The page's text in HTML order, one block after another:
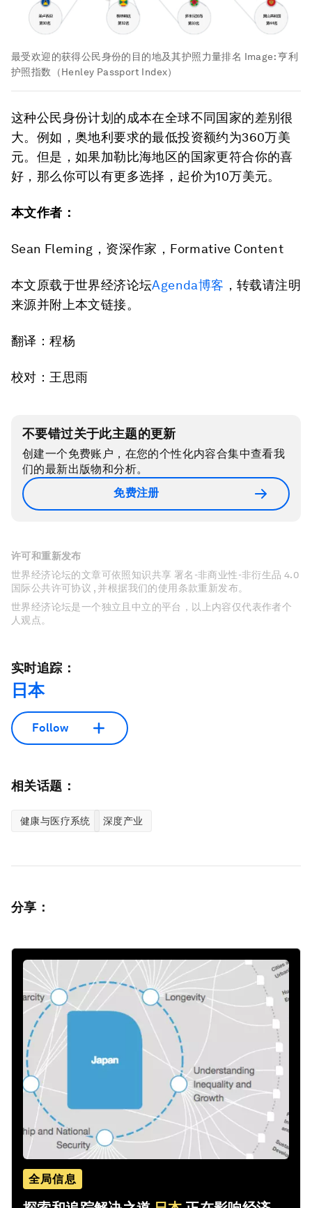
最受欢迎的获得公民身份的目的地及其护照力量排名 Image:亨利
护照指数（Henley Passport Index）
这种公民身份计划的成本在全球不同国家的差别很
大。例如，奥地利要求的最低投资额约为360万美
元。但是，如果加勒比海地区的国家更符合你的喜
好，那么你可以有更多选择，起价为10万美元。
本文作者：
Sean Fleming，资深作家，Formative Content
本文原载于世界经济论坛Agenda博客 ，转载请注明
来源并附上本文链接。
翻译：程杨
校对：王思雨
不要错过关于此主题的更新
创建一个免费账户，在您的个性化内容合集中查看我
们的最新出版物和分析。
免费注册
许可和重新发布
世界经济论坛的文章可依照知识共享 署名-非商业性-非衍生品 4.0
国际公共许可协议 , 并根据我们的使用条款重新发布。
世界经济论坛是一个独立且中立的平台，以上内容仅代表作者个
人观点。
实时追踪：
日本
Follow
相关话题：
健康与医疗系统 深度产业
分享：
全局信息